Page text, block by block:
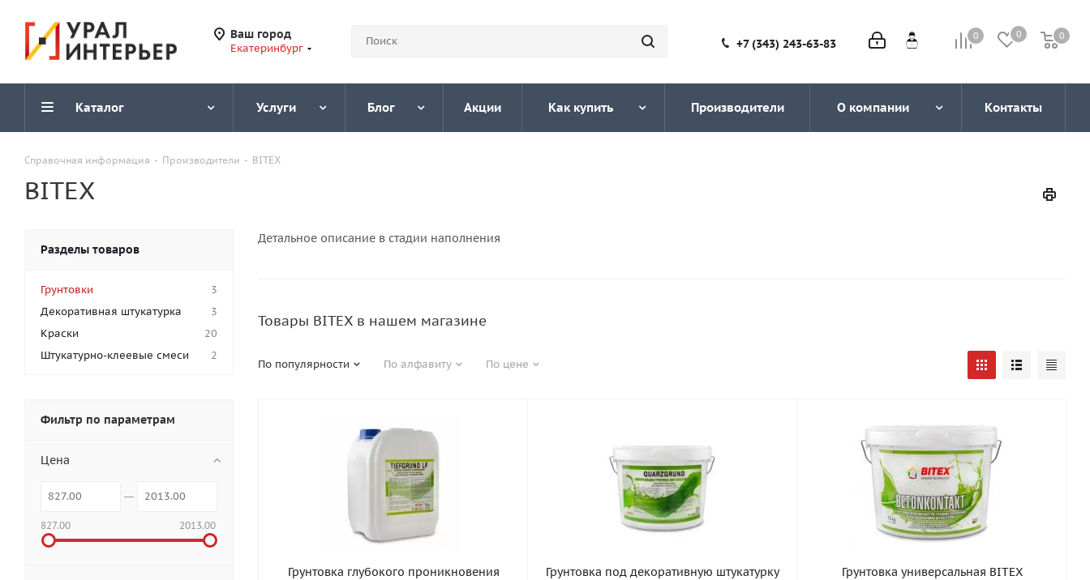
Ваш город
Екатеринбург
0 0 0
0
+7 (343) 243-63-83
Каталог Услуги Блог Акции Как купить Производители О компании Контакты
Справочная информация - Производители - BITEX
BITEX
Детальное описание в стадии наполнения
Товары BITEX в нашем магазине
По популярности По алфавиту По цене
Грунтовка глубокого проникновения
Грунтовка под декоративную штукатурку
Грунтовка универсальная BITEX
Разделы товаров
Грунтовки
3
Декоративная штукатурка
3
Краски
20
Штукатурно-клеевые смеси
2
Фильтр по параметрам
Цена
827.00 2013.00